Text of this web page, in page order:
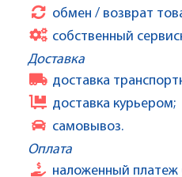
обмен / возврат
собственный
Доставка
доставка
доставка курьером;
самовывоз.
Оплата
наложенный платеж